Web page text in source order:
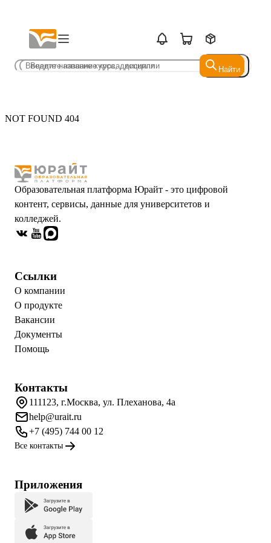
Найти
Найти
NOT FOUND 404
Образовательная платформа Юрайт - это цифровой
контент, сервисы, данные для университетов и
колледжей.
Ссылки
О компании
О продукте
Вакансии
Документы
Помощь
Контакты
111123, г.Москва, ул. Плеханова, 4а
help@urait.ru
+7 (495) 744 00 12
Все контакты
Приложения